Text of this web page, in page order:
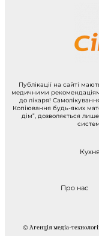
Публікації на сайті
медичними
до лікаря!
Копіювання будь-яких
дім”, дозволяється
Кухня
Про нас
© Агенція медіа-